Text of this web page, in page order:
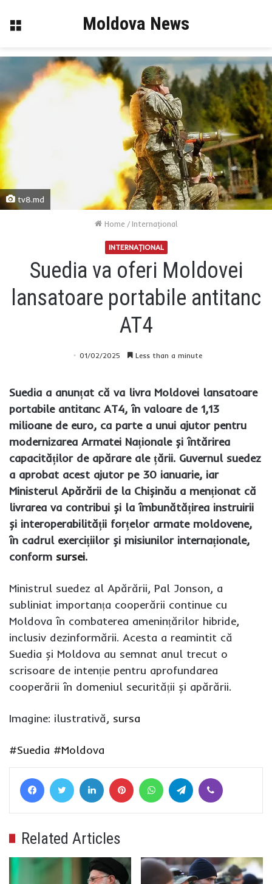
Menu Moldova News
tv8.md
Home / Internaţional
INTERNAŢIONAL
Suedia va oferi Moldovei
lansatoare portabile antitanc
AT4
01/02/2025 Less than a minute
Suedia a anunțat că va livra Moldovei lansatoare
portabile antitanc AT4, în valoare de 1,13
milioane de euro, ca parte a unui ajutor pentru
modernizarea Armatei Naționale și întărirea
capacităților de apărare ale țării. Guvernul suedez
a aprobat acest ajutor pe 30 ianuarie, iar
Ministerul Apărării de la Chișinău a menționat că
livrarea va contribui și la îmbunătățirea instruirii
și interoperabilității forțelor armate moldovene,
în cadrul exercițiilor și misiunilor internaționale,
conform sursei.
Ministrul suedez al Apărării, Pal Jonson, a
subliniat importanța cooperării continue cu
Moldova în combaterea amenințărilor hibride,
inclusiv dezinformării. Acesta a reamintit că
Suedia și Moldova au semnat anul trecut o
scrisoare de intenție pentru aprofundarea
cooperării în domeniul securității și apărării.
Imagine: ilustrativă, sursa
#Suedia #Moldova
FacebookTwitter LinkedIn Pinterest WhatsAppTelegram
Related Articles